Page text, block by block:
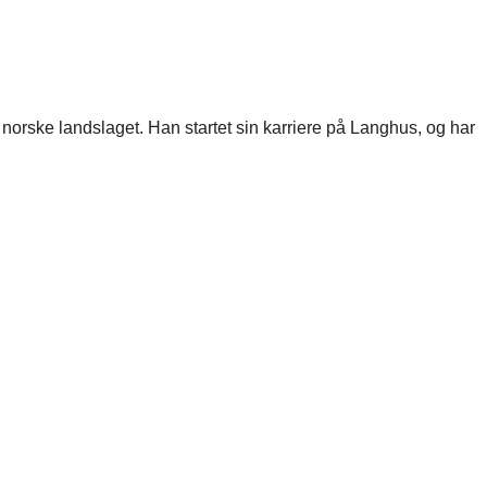
landslaget. Han startet sin karriere på Langhus, og har